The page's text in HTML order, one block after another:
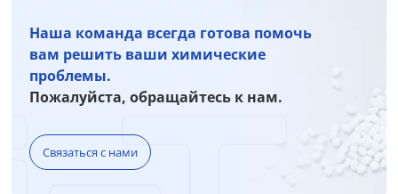
Наша команда всегда готова помочь
вам решить ваши химические
проблемы.
Пожалуйста, обращайтесь к нам.
Связаться с нами